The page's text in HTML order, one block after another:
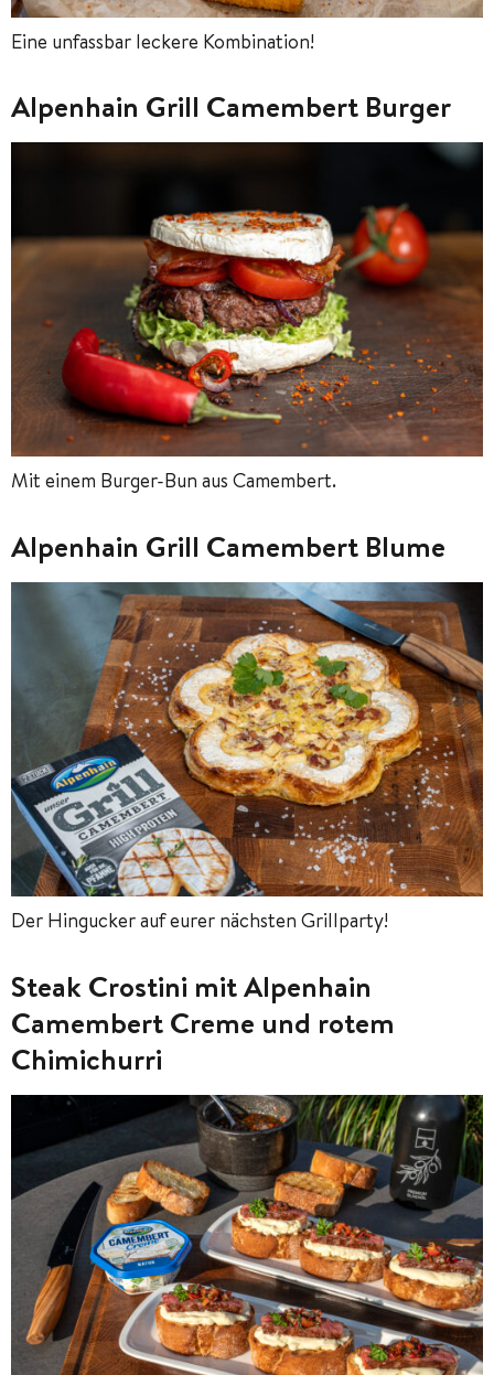
Eine unfassbar leckere Kombination!
Alpenhain Grill Camembert Burger
Mit einem Burger-Bun aus Camembert.
Alpenhain Grill Camembert Blume
Der Hingucker auf eurer nächsten Grillparty!
Steak Crostini mit Alpenhain
Camembert Creme und rotem
Chimichurri